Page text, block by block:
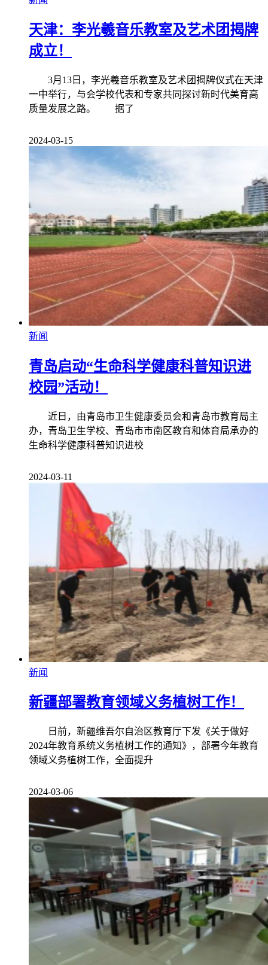
天津：李光羲音乐教室及艺术团揭牌
成立！
3月13日，李光羲音乐教室及艺术团揭牌仪式在天津
一中举行，与会学校代表和专家共同探讨新时代美育高
质量发展之路。 据了
2024-03-15
新闻
青岛启动“生命科学健康科普知识进
校园”活动！
近日，由青岛市卫生健康委员会和青岛市教育局主
办，青岛卫生学校、青岛市市南区教育和体育局承办的
生命科学健康科普知识进校
2024-03-11
新闻
新疆部署教育领域义务植树工作！
日前，新疆维吾尔自治区教育厅下发《关于做好
2024年教育系统义务植树工作的通知》，部署今年教育
领域义务植树工作，全面提升
2024-03-06